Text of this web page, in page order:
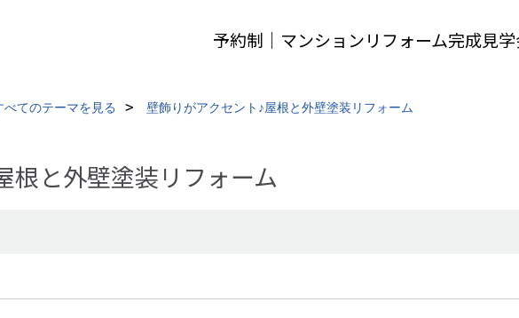
予約制｜マンションリフォーム完成見
べてのテーマを見る 壁飾りがアクセント♪屋根と外壁塗装リフォーム
と外壁塗装リフォーム